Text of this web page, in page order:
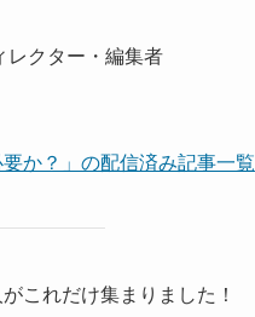
レクター・編集者
か？」の配信済み記事一覧
これだけ集まりました！